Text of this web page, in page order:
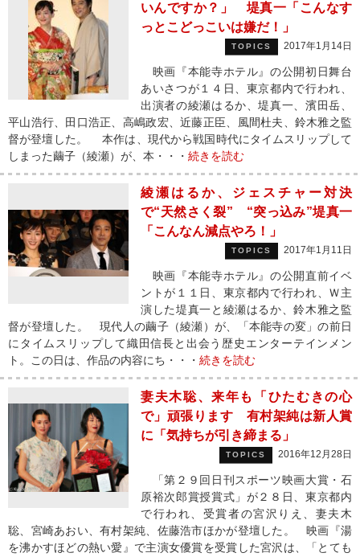
いんですか？」 堤真一「こんなす
っとこどっこいは嫌だ！」
TOPICS 2017年1月14日
映画『本能寺ホテル』の公開初日舞台
あいさつが１４日、東京都内で行われ、
出演者の綾瀬はるか、堤真一、濱田岳、
平山浩行、田口浩正、高嶋政宏、近藤正臣、風間杜夫、鈴木雅之監
督が登壇した。 本作は、現代から戦国時代にタイムスリップして
しまった繭子（綾瀬）が、本・・・ 続きを読む
綾瀬はるか、ジェスチャー対決
で“天然さく裂” “突っ込み”堤真一
「こんなん減点やろ！」
TOPICS 2017年1月11日
映画『本能寺ホテル』の公開直前イベ
ントが１１日、東京都内で行われ、Ｗ主
演した堤真一と綾瀬はるか、鈴木雅之監
督が登壇した。 現代人の繭子（綾瀬）が、「本能寺の変」の前日
にタイムスリップして織田信長と出会う歴史エンターテインメン
ト。この日は、作品の内容にち・・・ 続きを読む
妻夫木聡、来年も「ひたむきの心
で」頑張ります 有村架純は新人賞
に「気持ちが引き締まる」
TOPICS 2016年12月28日
「第２９回日刊スポーツ映画大賞・石
原裕次郎賞授賞式」が２８日、東京都内
で行われ、受賞者の宮沢りえ、妻夫木
聡、宮崎あおい、有村架純、佐藤浩市ほかが登壇した。 映画『湯
を沸かすほどの熱い愛』で主演女優賞を受賞した宮沢は、「とても